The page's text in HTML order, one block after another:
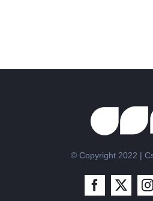
© Copyright 2022 |